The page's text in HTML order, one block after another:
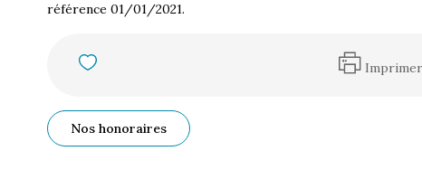
référence 01/01/2021.
Imprimer
Nos honoraires